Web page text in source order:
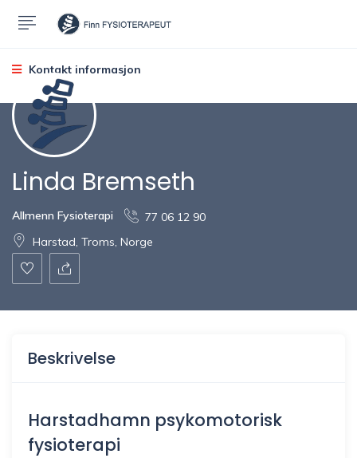
Kontakt informasjon
Linda Bremseth
Allmenn Fysioterapi
77 06 12 90
Harstad, Troms, Norge
Beskrivelse
Harstadhamn psykomotorisk
fysioterapi